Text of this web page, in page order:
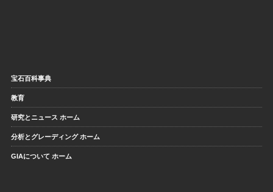
宝石百科事典
教育
研究とニュース ホーム
分析とグレーディング ホーム
GIAについて ホーム